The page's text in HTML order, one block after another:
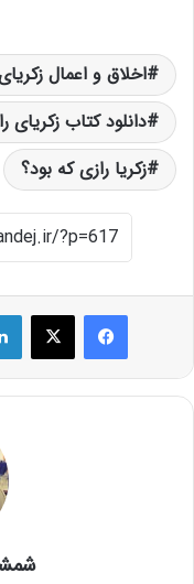
اخلاق و اعمال
دانلود کتاب زکریای
زکریا رازی که بود؟
فیس بوک X